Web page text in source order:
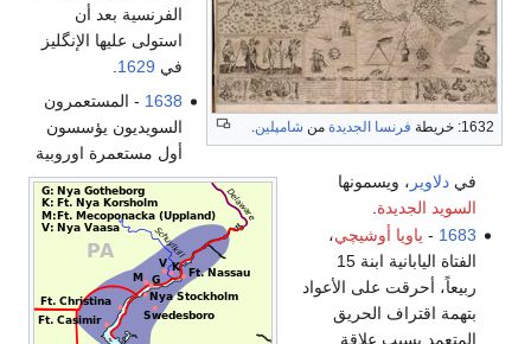
1632: خريطة فرنسا الجديدة من شامپلين.
الفرنسية بعد أن
استولى عليها الإنگليز
في 1629
.
1638 - المستعمرون
السويديون يؤسسون
أول مستعمرة اوروبية
فيدلاوير ، ويسمونها
السويد الجديدة
1683
- ياويا أوشيچي،
الفتاة اليابانية ابنة 15
ربيعاً، أحرقت على الأعواد
بتهمة اقتراف الحريق
المتعمد بسبب علاقة